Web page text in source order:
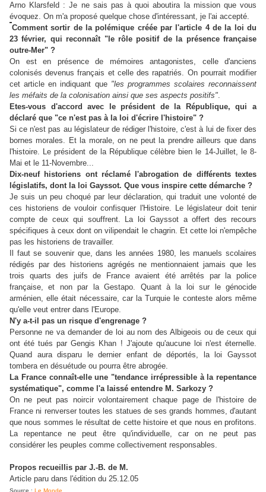
Arno Klarsfeld : Je ne sais pas à quoi aboutira la mission que vous
évoquez. On m'a proposé quelque chose d'intéressant, je l'ai accepté.
Comment sortir de la polémique créée par l'article 4 de la loi du
23 février, qui reconnaît "le rôle positif de la présence française
outre-Mer" ?
On est en présence de mémoires antagonistes, celle d'anciens
colonisés devenus français et celle des rapatriés. On pourrait modifier
cet article en indiquant que "les programmes scolaires reconnaissent
les méfaits de la colonisation ainsi que ses aspects positifs".
Etes-vous d'accord avec le président de la République, qui a
déclaré que "ce n'est pas à la loi d'écrire l'histoire" ?
Si ce n'est pas au législateur de rédiger l'histoire, c'est à lui de fixer des
bornes morales. Et la morale, on ne peut la prendre ailleurs que dans
l'histoire. Le président de la République célèbre bien le 14-Juillet, le 8-
Mai et le 11-Novembre...
Dix-neuf historiens ont réclamé l'abrogation de différents textes
législatifs, dont la loi Gayssot. Que vous inspire cette démarche ?
Je suis un peu choqué par leur déclaration, qui traduit une volonté de
ces historiens de vouloir confisquer l'Histoire. Le législateur doit tenir
compte de ceux qui souffrent. La loi Gayssot a offert des recours
spécifiques à ceux dont on vilipendait le chagrin. Et cette loi n'empêche
pas les historiens de travailler.
Il faut se souvenir que, dans les années 1980, les manuels scolaires
rédigés par des historiens agrégés ne mentionnaient jamais que les
trois quarts des juifs de France avaient été arrêtés par la police
française, et non par la Gestapo. Quant à la loi sur le génocide
arménien, elle était nécessaire, car la Turquie le conteste alors même
qu'elle veut entrer dans l'Europe.
N'y a-t-il pas un risque d'engrenage ?
Personne ne va demander de loi au nom des Albigeois ou de ceux qui
ont été tués par Gengis Khan ! J'ajoute qu'aucune loi n'est éternelle.
Quand aura disparu le dernier enfant de déportés, la loi Gayssot
tombera en désuétude ou pourra être abrogée.
La France connaît-elle une "tendance irrépressible à la repentance
systématique", comme l'a laissé entendre M. Sarkozy ?
On ne peut pas noircir volontairement chaque page de l'histoire de
France ni renverser toutes les statues de ses grands hommes, d'autant
que nous sommes le résultat de cette histoire et que nous en profitons.
La repentance ne peut être qu'individuelle, car on ne peut pas
considérer les peuples comme collectivement responsables.
Propos recueillis par J.-B. de M.
Article paru dans l'édition du 25.12.05
Source : Le Monde